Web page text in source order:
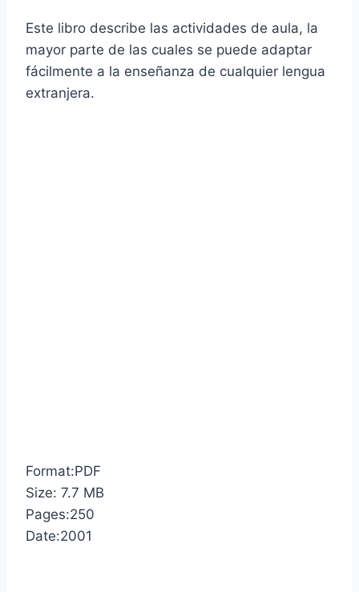
Este libro describe las actividades de aula, la
mayor parte de las cuales se puede adaptar
fácilmente a la enseñanza de cualquier lengua
extranjera.
Format:PDF
Size: 7.7 MB
Pages:250
Date:2001